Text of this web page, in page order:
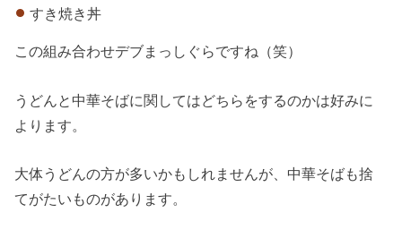
すき焼き丼
この組み合わせデブまっしぐらですね（笑）
うどんと中華そばに関してはどちらをするのかは好みに
よります。
大体うどんの方が多いかもしれませんが、中華そばも捨
てがたいものがあります。